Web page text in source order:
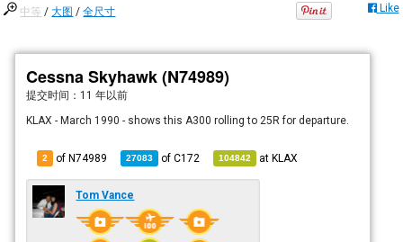
中等 /大图 /全尺寸 Like
Cessna Skyhawk (N74989)
提交时间： 11 年以前
KLAX - March 1990 - shows this A300 rolling to 25R for departure.
2 of N74989 27083 ofC172 104842 atKLAX
Tom Vance